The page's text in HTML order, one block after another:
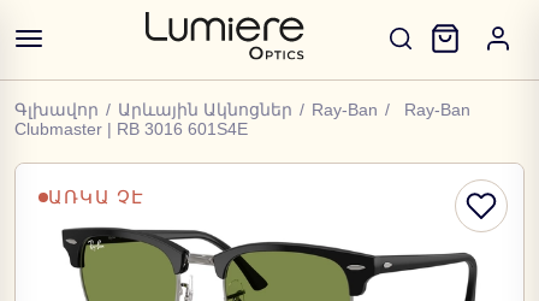
Գլխավոր / Արևային Ակնոցներ / Ray-Ban /
Ray-Ban
Clubmaster | RB 3016 601S4E
ԱՌԿԱ ՉԷ